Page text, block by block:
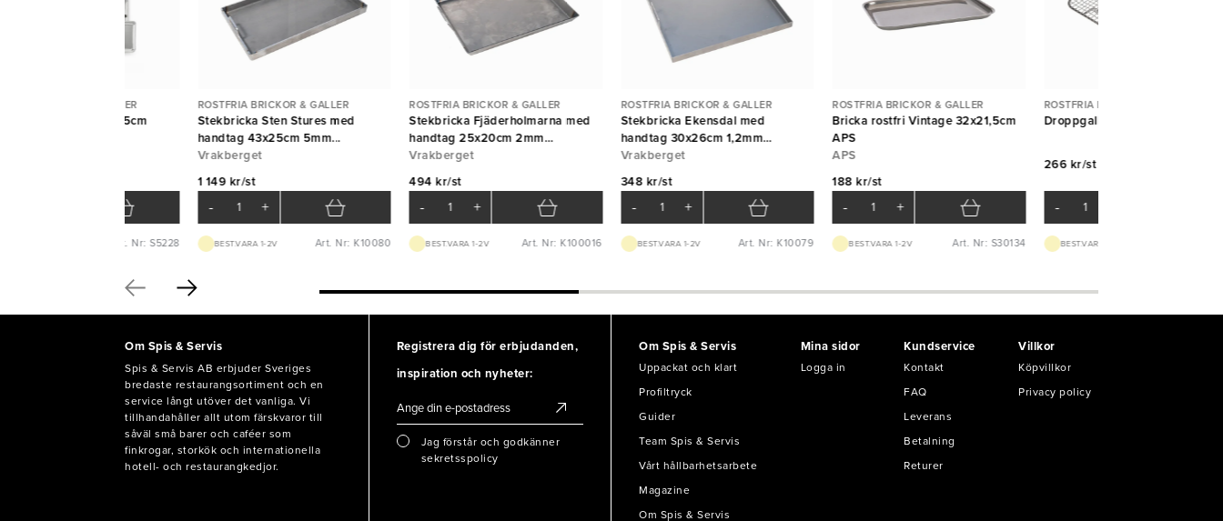
BRICKOR & GALLER
aluminium 24x16,5cm
Art. Nr: S5228
ROSTFRIA BRICKOR & GALLER
Stekbricka Sten Stures med
handtag 43x25cm 5mm
Vrakberget
Vrakberget
1 149 kr/st
- +
BEST.VARA 1-2V Art. Nr: K10080
ROSTFRIA BRICKOR & GALLER
Stekbricka Fjäderholmarna med
handtag 25x20cm 2mm
Vrakberget
Vrakberget
494 kr/st
- +
BEST.VARA 1-2V Art. Nr: K100016
ROSTFRIA BRICKOR & GALLER
Stekbricka Ekensdal med
handtag 30x26cm 1,2mm
Vrakberget
Vrakberget
348 kr/st
- +
BEST.VARA 1-2V Art. Nr: K10079
ROSTFRIA BRICKOR & GALLER
Bricka rostfri Vintage 32x21,5cm
APS
APS
188 kr/st
- +
BEST.VARA 1-2V Art. Nr: S30134
ROSTFRIA BRICKOR & GALLER
Droppgaller GN1/2 Exxent
266 kr/st
-
BEST.VARA 3-5D
Om Spis & Servis
Spis & Servis AB erbjuder Sveriges
bredaste restaurangsortiment och en
service långt utöver det vanliga. Vi
tillhandahåller allt utom färskvaror till
såväl små barer och caféer som
finkrogar, storkök och internationella
hotell- och restaurangkedjor.
Registrera dig för erbjudanden,
inspiration och nyheter:
Jag förstår och godkänner
sekretsspolicy
Om Spis & Servis
Uppackat och klart
Profiltryck
Guider
Team Spis & Servis
Vårt hållbarhetsarbete
Magazine
Om Spis & Servis
Mina sidor
Logga in
Kundservice
Kontakt
FAQ
Leverans
Betalning
Returer
Villkor
Köpvillkor
Privacy policy